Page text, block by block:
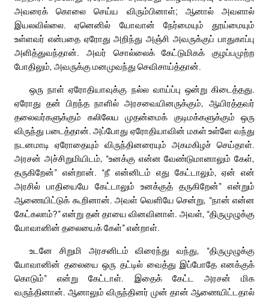
அவரைக் கொலை செய்ய விரும்பினாள்; ஆனால் அவளால்
இயலவில்லை. ஏனெனில் யோவான் நேர்மையும் தூய்மையும்
உள்ளவர் என்பதை ஏரோது அறிந்து அஞ்சி அவருக்குப் பாதுகாப்பு
அளித்துவந்தான். அவர் சொல்லைக் கேட்டுமிகக் குழப்பமுற்ற
போதிலும், அவருக்கு மனமுவந்து செவிசாய்த்தான்.
ஒரு நாள் ஏரோதியாவுக்கு நல்ல வாய்ப்பு ஒன்று கிடைத்தது.
ஏரோது தன் பிறந்த நாளில் அரசவையினருக்கும், ஆயிரத்தவர்
தலைவர்களுக்கும் கலிலேய முதன்மைக் குடிமக்களுக்கும் ஒரு
விருந்து படைத்தான். அப்போது ஏரோதியாவின் மகள் உள்ளே வந்து
நடனமாடி ஏரோதையும் விருந்தினரையும் அகமகிழச் செய்தாள்.
அரசன் அச்சிறுமியிடம், “உனக்கு என்ன வேண்டுமானாலும் கேள்,
தருகிறேன்” என்றான். “நீ என்னிடம் எது கேட்டாலும், ஏன் என்
அரசில் பாதியையே கேட்டாலும் உனக்குத் தருகிறேன்” என்றும்
ஆணையிட்டுக் கூறினான். அவள் வெளியே சென்று, “நான் என்ன
கேட்கலாம்?” என்று தன் தாயை வினவினாள். அவள், “திருமுழுக்கு
யோவானின் தலையைக் கேள்” என்றாள்.
உடனே சிறுமி அரசனிடம் விரைந்து வந்து, “திருமுழுக்கு
யோவானின் தலையை ஒரு தட்டில் வைத்து இப்போதே எனக்குக்
கொடும்” என்று கேட்டாள். இதைக் கேட்ட அரசன் மிக
வருந்தினான். ஆனாலும் விருந்தினர் முன் தான் ஆணையிட்டதால்